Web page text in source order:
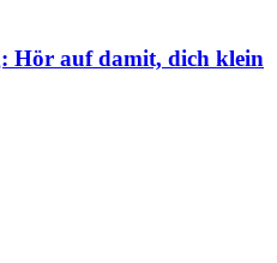
Hör auf damit, dich klein